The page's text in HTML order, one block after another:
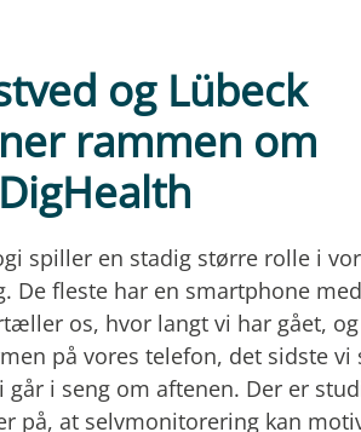
og Lübeck
rammen om
spiller en stadig større rolle i
De fleste har en smartphone
os, hvor langt vi har gået,
på vores telefon, det sidste vi
går i seng om aftenen. Der er
på, at selvmonitorering kan